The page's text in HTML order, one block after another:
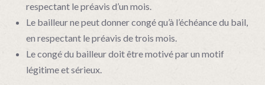
respectant le préavis d’un mois.
Le bailleur ne peut donner congé qu’à l’échéance du bail,
en respectant le préavis de trois mois.
Le congé du bailleur doit être motivé par un motif
légitime et sérieux.